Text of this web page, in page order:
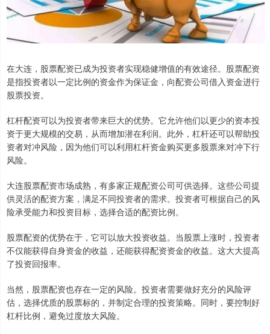
在大连，股票配资已成为投资者实现稳健增值的有效途径。股票配资
是指投资者以一定比例的资金作为保证金，向配资公司借入资金进行
股票投资。
杠杆配资可以为投资者带来巨大的优势。它允许他们以更少的资本投
资于更大规模的交易，从而增加潜在利润。此外，杠杆还可以帮助投
资者对冲风险，因为他们可以利用杠杆资金购买更多股票来对冲下行
风险。
大连股票配资市场成熟，有多家正规配资公司可供选择。这些公司提
供灵活的配资方案，满足不同投资者的需求。投资者可根据自己的风
险承受能力和投资目标，选择合适的配资比例。
股票配资的优势在于，它可以放大投资收益。当股票上涨时，投资者
不仅能获得自身资金的收益，还能获得配资资金的收益。这大大提高
了投资回报率。
当然，股票配资也存在一定的风险。投资者需要做好充分的风险评
估，选择优质的股票标的，并制定合理的投资策略。同时，要控制好
杠杆比例，避免过度放大风险。